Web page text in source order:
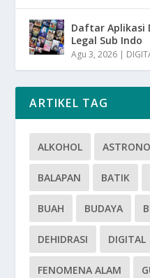
Daftar Aplikasi
Legal Sub Indo
Agu 3, 2026 |
ARTIKEL TAG
ALKOHOL
BALAPAN BATIK
BUAH BUDAYA
DEHIDRASI DIGITAL
FENOMENA ALAM